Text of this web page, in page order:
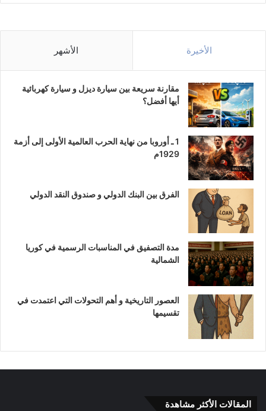
الأخيرة الأشهر
مقارنة سريعة بين سيارة ديزل و سيارة كهربائية
أيها أفضل؟
1 ـ أوروبا من نهاية الحرب العالمية الأولى إلى أزمة
1929م
الفرق بين البنك الدولي و صندوق النقد الدولي
مدة التصفيق في المناسبات الرسمية في كوريا
الشمالية
العصور التاريخية و أهم التحولات التي اعتمدت في
تقسيمها
المقالات الأكثر مشاهدة